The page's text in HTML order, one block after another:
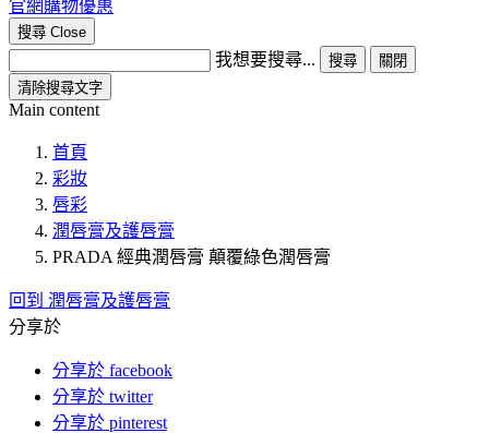
官網購物優惠
搜尋 Close
我想要搜尋... 搜尋
關閉
清除搜尋文字
Main content
首頁
彩妝
唇彩
潤唇膏及護唇膏
PRADA 經典潤唇膏 顛覆綠色潤唇膏
回到 潤唇膏及護唇膏
分享於
分享於 facebook
分享於 twitter
分享於 pinterest